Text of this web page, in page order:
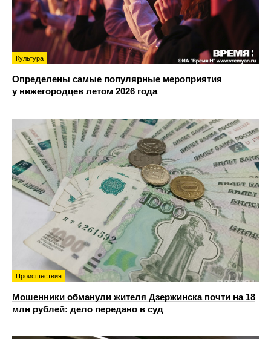
Культура
Определены самые популярные мероприятия
у нижегородцев летом 2026 года
Происшествия
Мошенники обманули жителя Дзержинска почти на 18
млн рублей: дело передано в суд